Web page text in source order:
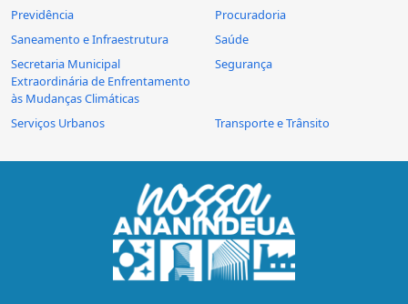
Previdência
Procuradoria
Saneamento e Infraestrutura
Saúde
Secretaria Municipal
Extraordinária de Enfrentamento
às Mudanças Climáticas
Segurança
Serviços Urbanos Transporte e Trânsito